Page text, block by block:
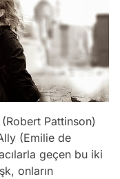
Pattinson)
(Emilie de
geçen bu iki
onların